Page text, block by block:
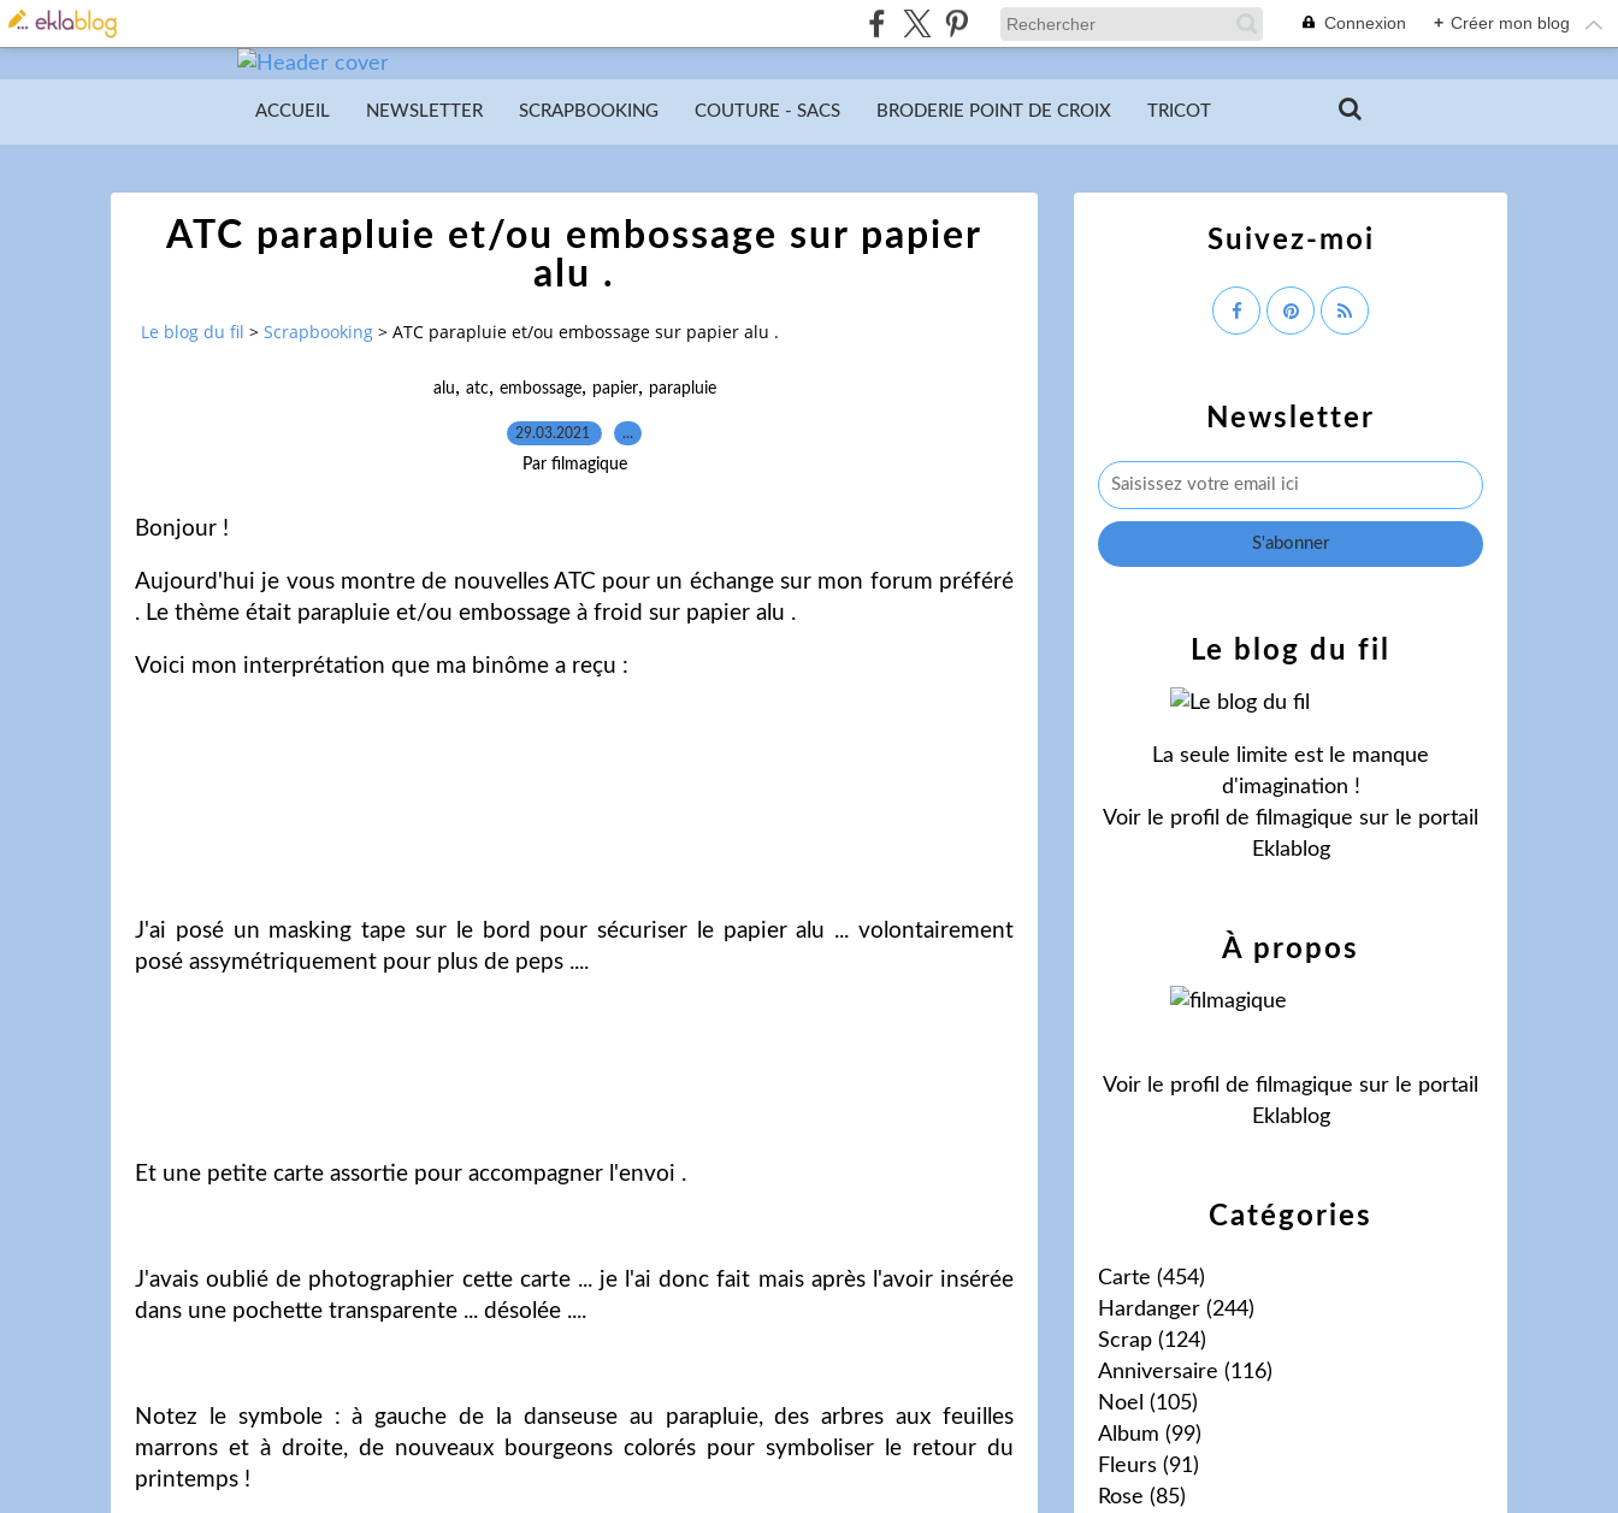
Connexion + Créer mon blog
ACCUEIL NEWSLETTER SCRAPBOOKING COUTURE - SACS BRODERIE POINT DE CROIX TRICOT
ATC parapluie et/ou embossage sur papier
alu .
Le blog du fil > Scrapbooking > ATC parapluie et/ou embossage sur papier alu .
alu, atc, embossage, papier, parapluie
29.03.2021 …
Par filmagique
Bonjour !
Aujourd'hui je vous montre de nouvelles ATC pour un échange sur mon forum préféré
. Le thème était parapluie et/ou embossage à froid sur papier alu .
Voici mon interprétation que ma binôme a reçu :
J'ai posé un masking tape sur le bord pour sécuriser le papier alu ... volontairement
posé assymétriquement pour plus de peps ....
Et une petite carte assortie pour accompagner l'envoi .
J'avais oublié de photographier cette carte ... je l'ai donc fait mais après l'avoir insérée
dans une pochette transparente ... désolée ....
Notez le symbole : à gauche de la danseuse au parapluie, des arbres aux feuilles
marrons et à droite, de nouveaux bourgeons colorés pour symboliser le retour du
printemps !
Newsletter
Catégories
Carte (454)
Hardanger (244)
Scrap (124)
Anniversaire (116)
Noel (105)
Album (99)
Fleurs (91)
Rose (85)
Le blog du fil
La seule limite est le manque
d'imagination !
Voir le profil de filmagique sur le portail
Eklablog
Suivez-moi
À propos
Voir le profil de filmagique sur le portail
Eklablog